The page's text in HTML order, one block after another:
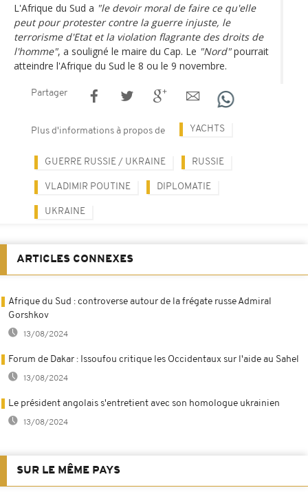
L'Afrique du Sud a "le devoir moral de faire ce qu'elle
peut pour protester contre la guerre injuste, le
terrorisme d'Etat et la violation flagrante des droits de
l'homme", a souligné le maire du Cap. Le "Nord"pourrait
atteindre l'Afrique du Sud le 8 ou le 9 novembre.
Partager
Plus d'informations à propos de YACHTS
GUERRE RUSSIE / UKRAINE RUSSIE
VLADIMIR POUTINE DIPLOMATIE
UKRAINE
ARTICLES CONNEXES
Afrique du Sud : controverse autour de la frégate russe Admiral
Gorshkov
13/08/2024
Forum de Dakar : Issoufou critique les Occidentaux sur l'aide au Sahel
13/08/2024
Le président angolais s'entretient avec son homologue ukrainien
13/08/2024
SUR LE MÊME PAYS